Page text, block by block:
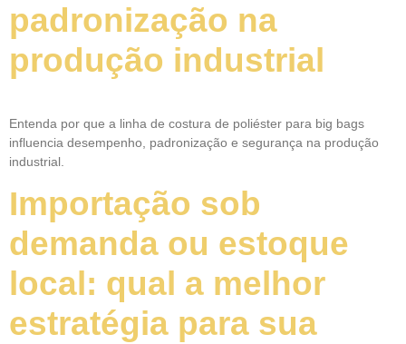
padronização na
produção industrial
Entenda por que a linha de costura de poliéster para big bags
influencia desempenho, padronização e segurança na produção
industrial.
Importação sob
demanda ou estoque
local: qual a melhor
estratégia para sua